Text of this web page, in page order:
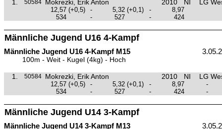
1. 50584 Mokrezki, Erik Anton 2010 NI LG
12,57 (+0,5) - 5,32 (+0,1) -
8,97
534
- 527 - 424
Männliche Jugend U16 4-Kampf
Männliche Jugend U16 4-Kampf M15
100m - Weit - Kugel (4kg) - Hoch
1. 50584 Mokrezki, Erik Anton 2010 NI LG
12,57 (+0,5) - 5,32 (+0,1) - 8,97
-
534
- 527 - 424 -
Männliche Jugend U14 3-Kampf
Männliche Jugend U14 3-Kampf M13